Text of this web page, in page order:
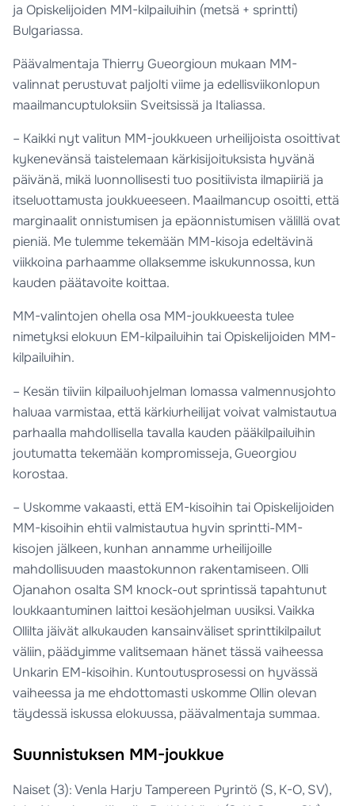
ja Opiskelijoiden MM-kilpailuihin (metsä + sprintti)
Bulgariassa.
Päävalmentaja Thierry Gueorgioun mukaan MM-
valinnat perustuvat paljolti viime ja edellisviikonlopun
maailmancuptuloksiin Sveitsissä ja Italiassa.
– Kaikki nyt valitun MM-joukkueen urheilijoista osoittivat
kykenevänsä taistelemaan kärkisijoituksista hyvänä
päivänä, mikä luonnollisesti tuo positiivista ilmapiiriä ja
itseluottamusta joukkueeseen. Maailmancup osoitti, että
marginaalit onnistumisen ja epäonnistumisen välillä ovat
pieniä. Me tulemme tekemään MM-kisoja edeltävinä
viikkoina parhaamme ollaksemme iskukunnossa, kun
kauden päätavoite koittaa.
MM-valintojen ohella osa MM-joukkueesta tulee
nimetyksi elokuun EM-kilpailuihin tai Opiskelijoiden MM-
kilpailuihin.
– Kesän tiiviin kilpailuohjelman lomassa valmennusjohto
haluaa varmistaa, että kärkiurheilijat voivat valmistautua
parhaalla mahdollisella tavalla kauden pääkilpailuihin
joutumatta tekemään kompromisseja, Gueorgiou
korostaa.
– Uskomme vakaasti, että EM-kisoihin tai Opiskelijoiden
MM-kisoihin ehtii valmistautua hyvin sprintti-MM-
kisojen jälkeen, kunhan annamme urheilijoille
mahdollisuuden maastokunnon rakentamiseen. Olli
Ojanahon osalta SM knock-out sprintissä tapahtunut
loukkaantuminen laittoi kesäohjelman uusiksi. Vaikka
Ollilta jäivät alkukauden kansainväliset sprinttikilpailut
väliin, päädyimme valitsemaan hänet tässä vaiheessa
Unkarin EM-kisoihin. Kuntoutusprosessi on hyvässä
vaiheessa ja me ehdottomasti uskomme Ollin olevan
täydessä iskussa elokuussa, päävalmentaja summaa.
Suunnistuksen MM-joukkue
Naiset (3): Venla Harju Tampereen Pyrintö (S, K-O, SV),